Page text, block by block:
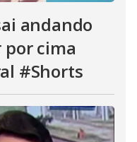
andando
por cima
#Shorts